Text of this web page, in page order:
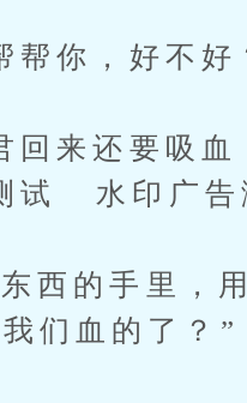
你，好不好
来还要吸血
试 水印广告
的手里，用
们血的了？”